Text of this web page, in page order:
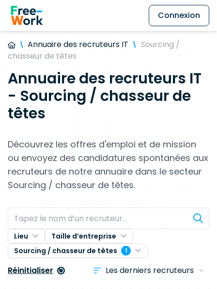
Connexion
Annuaire des recruteurs IT
Sourcing /
chasseur de têtes
Annuaire des recruteurs IT
- Sourcing / chasseur de
têtes
Découvrez les offres d'emploi et de mission
ou envoyez des candidatures spontanées aux
recruteurs de notre annuaire dans le secteur
Sourcing / chasseur de têtes.
Lieu
Taille d’entreprise
Sourcing / chasseur de têtes
1
Réinitialiser